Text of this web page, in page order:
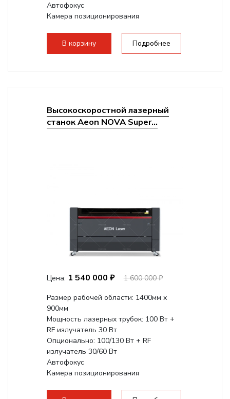
Автофокус
Камера позиционирования
2000 мм/с...
В корзину Подробнее
Высокоскоростной лазерный
станок Aeon NOVA Super...
Цена: 1 540 000 ₽
1 600 000 ₽
Размер рабочей области: 1400мм х
900мм
Мощность лазерных трубок: 100 Вт +
RF излучатель 30 Вт
Опционально: 100/130 Вт + RF
излучатель 30/60 Вт
Автофокус
Камера позиционирования